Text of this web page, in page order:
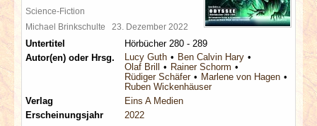
Science-Fiction
Michael Brinkschulte 23. Dezember 2022
Untertitel
Hörbücher 280 - 289
Autor(en) oder Hrsg.
Lucy Guth
Ben Calvin Hary
Olaf Brill
Rainer Schorm
Rüdiger Schäfer
Marlene von Hagen
Ruben Wickenhäuser
Verlag
Eins A Medien
Erscheinungsjahr
2022